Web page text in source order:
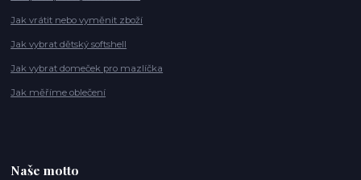
Jak vrátit nebo vyměnit zboží
Jak vybrat dětský softshell
Jak vybrat domeček pro mazlíčka
Jak měříme oblečení
Naše motto